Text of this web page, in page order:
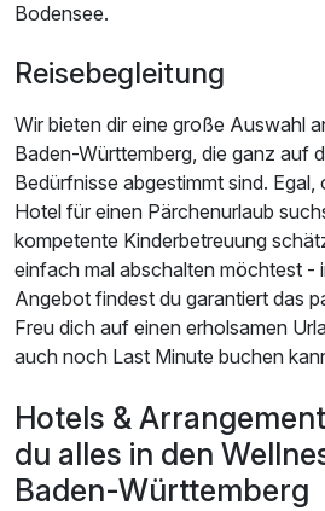
Bodensee.
Reisebegleitung
Wir bieten dir eine große Auswahl
Baden-Württemberg, die ganz auf
Bedürfnisse abgestimmt sind.
Hotel für einen Pärchenurlaub
kompetente Kinderbetreuung
einfach mal abschalten möchtest -
Angebot findest du garantiert das
Freu dich auf einen erholsamen
auch noch Last Minute buchen
Hotels &
du alles in den
Baden-Württemberg